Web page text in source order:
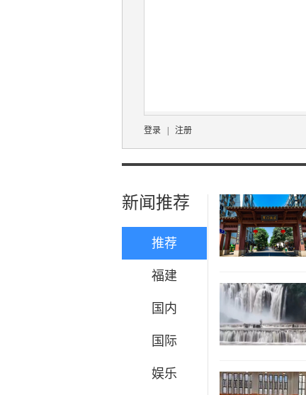
登录 注册
新闻推荐
推荐
福建
国内
国际
娱乐